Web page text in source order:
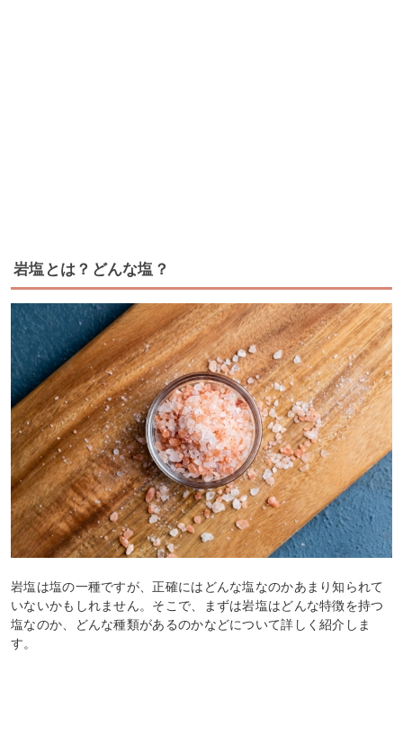
岩塩とは？どんな塩？
岩塩は塩の一種ですが、正確にはどんな塩なのかあまり知られて
いないかもしれません。そこで、まずは岩塩はどんな特徴を持つ
塩なのか、どんな種類があるのかなどについて詳しく紹介しま
す。